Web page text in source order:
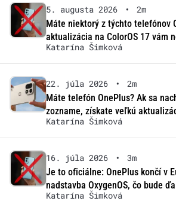
5. augusta 2026 •
2m
Máte niektorý z týchto telefónov
aktualizácia na ColorOS 17 vám
Katarína Šimková
22. júla 2026 •
2m
Máte telefón OnePlus? Ak sa
zozname, získate veľkú
Katarína Šimková
16. júla 2026 •
3m
Je to oficiálne: OnePlus končí v
nadstavba OxygenOS, čo bude
Katarína Šimková